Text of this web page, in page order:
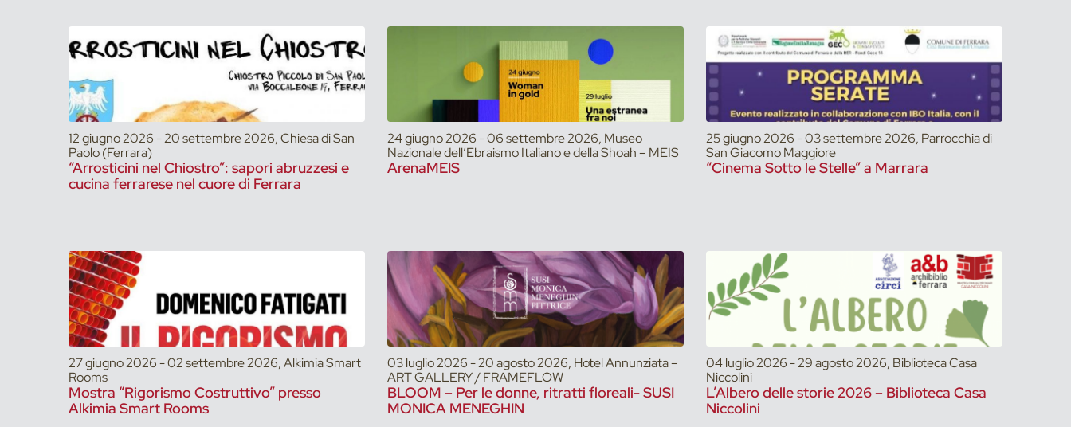
12 giugno 2026 - 20 settembre 2026, Chiesa di San
Paolo (Ferrara)
“Arrosticini nel Chiostro”: sapori abruzzesi e
cucina ferrarese nel cuore di Ferrara
24 giugno 2026 - 06 settembre 2026, Museo
Nazionale dell’Ebraismo Italiano e della Shoah – MEIS
ArenaMEIS
25 giugno 2026 - 03 settembre 2026, Parrocchia di
San Giacomo Maggiore
“Cinema Sotto le Stelle” a Marrara
27 giugno 2026 - 02 settembre 2026, Alkimia Smart
Rooms
Mostra “Rigorismo Costruttivo” presso
Alkimia Smart Rooms
03 luglio 2026 - 20 agosto 2026, Hotel Annunziata –
ART GALLERY / FRAMEFLOW
BLOOM – Per le donne, ritratti floreali- SUSI
MONICA MENEGHIN
04 luglio 2026 - 29 agosto 2026, Biblioteca Casa
Niccolini
L’Albero delle storie 2026 – Biblioteca Casa
Niccolini